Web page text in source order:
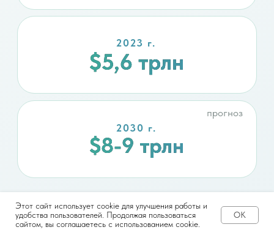
Этот сайт использует cookie для улучшения работы и
удобства пользователей. Продолжая пользоваться
сайтом, вы соглашаетесь с использованием cookie.
OK